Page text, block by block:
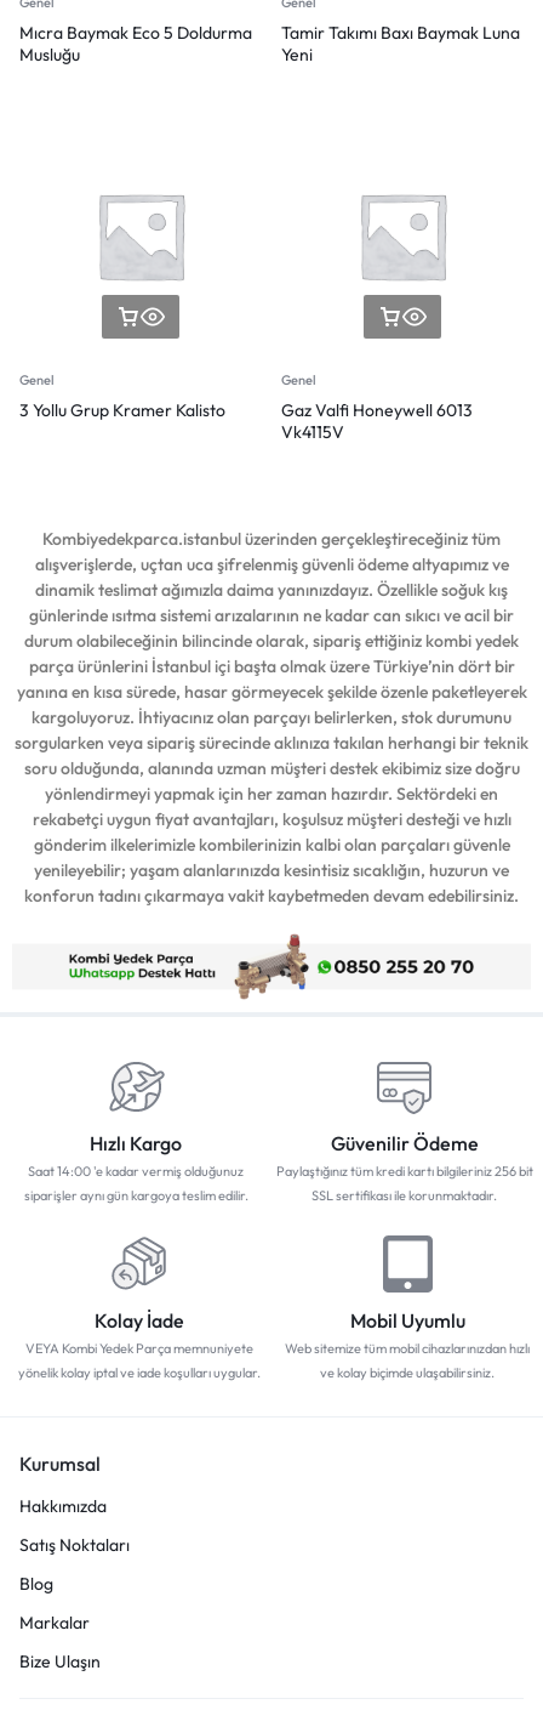
Mıcra Baymak Eco 5 Doldurma
Musluğu
Tamir Takımı Baxı Baymak Luna
Yeni
Genel
3 Yollu Grup Kramer Kalisto
Genel
Gaz Valfi Honeywell 6013
Vk4115V
Kombiyedekparca.istanbul üzerinden gerçekleştireceğiniz tüm
alışverişlerde, uçtan uca şifrelenmiş güvenli ödeme altyapımız ve
dinamik teslimat ağımızla daima yanınızdayız. Özellikle soğuk kış
günlerinde ısıtma sistemi arızalarının ne kadar can sıkıcı ve acil bir
durum olabileceğinin bilincinde olarak, sipariş ettiğiniz kombi yedek
parça ürünlerini İstanbul içi başta olmak üzere Türkiye’nin dört bir
yanına en kısa sürede, hasar görmeyecek şekilde özenle paketleyerek
kargoluyoruz. İhtiyacınız olan parçayı belirlerken, stok durumunu
sorgularken veya sipariş sürecinde aklınıza takılan herhangi bir teknik
soru olduğunda, alanında uzman müşteri destek ekibimiz size doğru
yönlendirmeyi yapmak için her zaman hazırdır. Sektördeki en
rekabetçi uygun fiyat avantajları, koşulsuz müşteri desteği ve hızlı
gönderim ilkelerimizle kombilerinizin kalbi olan parçaları güvenle
yenileyebilir; yaşam alanlarınızda kesintisiz sıcaklığın, huzurun ve
konforun tadını çıkarmaya vakit kaybetmeden devam edebilirsiniz.
Hızlı Kargo
Saat 14:00 'e kadar vermiş olduğunuz
siparişler aynı gün kargoya teslim edilir.
Güvenilir Ödeme
Paylaştığınız tüm kredi kartı bilgileriniz 256 bit
SSL sertifikası ile korunmaktadır.
Kolay İade
VEYA Kombi Yedek Parça memnuniyete
yönelik kolay iptal ve iade koşulları uygular.
Mobil Uyumlu
Web sitemize tüm mobil cihazlarınızdan hızlı
ve kolay biçimde ulaşabilirsiniz.
Kurumsal
Hakkımızda
Satış Noktaları
Blog
Markalar
Bize Ulaşın